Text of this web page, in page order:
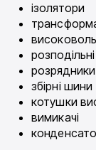
ізолятори
розрядники
збірні шини
котушки
вимикачі